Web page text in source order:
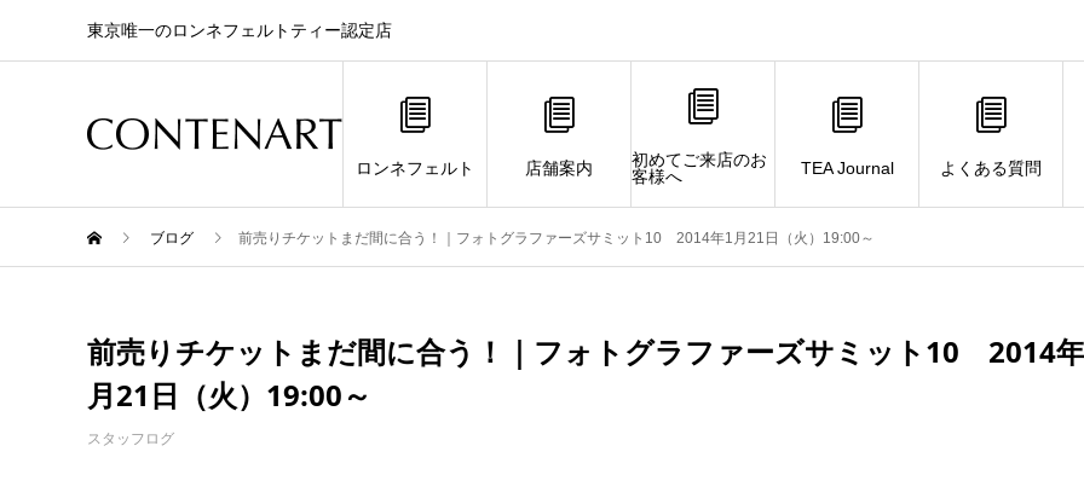
東京唯一のロンネフェルトティー認定店
ロンネフェルト 店舗案内
初めてご来店のお
客様へ
TEA Journal よくある質問
ブログ 前売りチケットまだ間に合う！｜フォトグラファーズサミット10 2014年1月21日（火）19:00～
前売りチケットまだ間に合う！｜フォトグラファーズサミット10 2014
月21日（火）19:00～
スタッフログ